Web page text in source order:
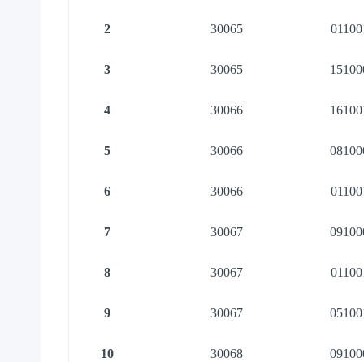
2 30065
3 30065
4 30066
5 30066
6 30066
7 30067
8 30067
9 30067
10 30068